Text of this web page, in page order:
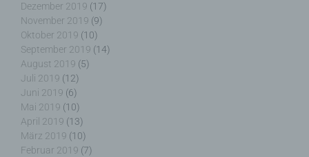
Dezember 2019 (17)
November 2019 (9)
Oktober 2019 (10)
September 2019 (14)
August 2019 (5)
Juli 2019 (12)
Juni 2019 (6)
Mai 2019 (10)
April 2019 (13)
März 2019 (10)
Februar 2019 (7)
Maßnahmen unterliegen, die gewährleisten, dass
die personenbezogenen Daten nicht einer
identifizierten oder identifizierbaren natürlichen
Person zugewiesen werden.
g) Verantwortlicher oder für die Verarbeitung
Verantwortlicher